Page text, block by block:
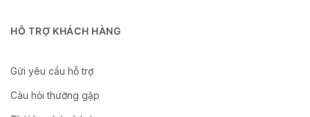
HỖ TRỢ KHÁCH HÀNG
Gửi yêu cầu hỗ trợ
Câu hỏi thường gặp